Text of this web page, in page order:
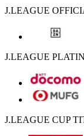
J.LEAGUE
J.LEAGUE
J.LEAGUE CUP